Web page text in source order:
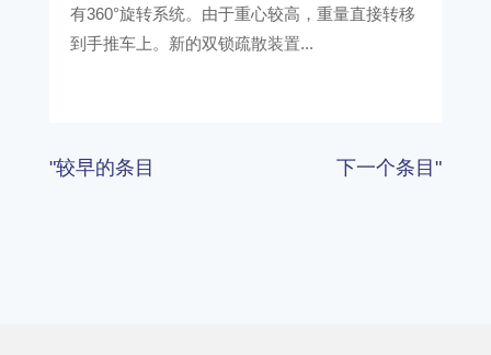
有360°旋转系统。由于重心较高，重量直接转移
到手推车上。新的双锁疏散装置...
"较早的条目 下一个条目"